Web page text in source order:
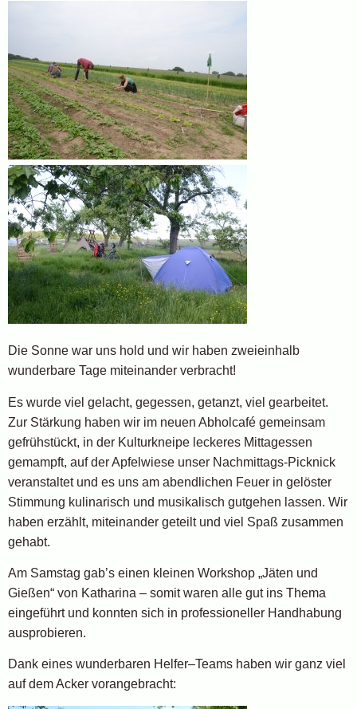
Die Sonne war uns hold und wir haben zweieinhalb
wunderbare Tage miteinander verbracht!
Es wurde viel gelacht, gegessen, getanzt, viel gearbeitet.
Zur Stärkung haben wir im neuen Abholcafé gemeinsam
gefrühstückt, in der Kulturkneipe leckeres Mittagessen
gemampft, auf der Apfelwiese unser Nachmittags-Picknick
veranstaltet und es uns am abendlichen Feuer in gelöster
Stimmung kulinarisch und musikalisch gutgehen lassen. Wir
haben erzählt, miteinander geteilt und viel Spaß zusammen
gehabt.
Am Samstag gab’s einen kleinen Workshop „Jäten und
Gießen“ von Katharina – somit waren alle gut ins Thema
eingeführt und konnten sich in professioneller Handhabung
ausprobieren.
Dank eines wunderbaren Helfer–Teams haben wir ganz viel
auf dem Acker vorangebracht: